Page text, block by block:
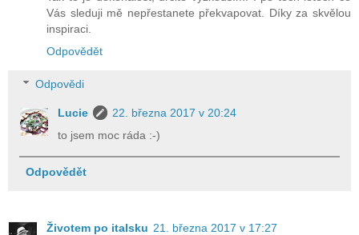
Vás sleduji mě nepřestanete překvapovat. Díky za skvělou
inspiraci.
Odpovědět
Odpovědi
Lucie
22. března 2017 v 20:24
to jsem moc ráda :-)
Odpovědět
Životem po italsku 21. března 2017 v 17:27